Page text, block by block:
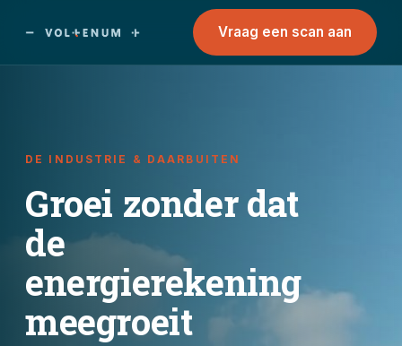
Vraag een scan aan
DE INDUSTRIE & DAARBUITEN
Groei zonder dat
de
energierekening
meegroeit